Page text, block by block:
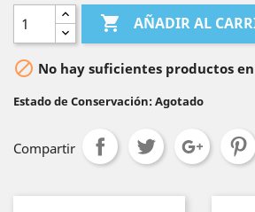
 AÑADIR AL
 No hay suficientes productos
Estado de Conservación: Agotado
Compartir